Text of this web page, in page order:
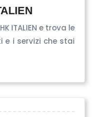
ITALIEN e trova le
e i servizi che stai